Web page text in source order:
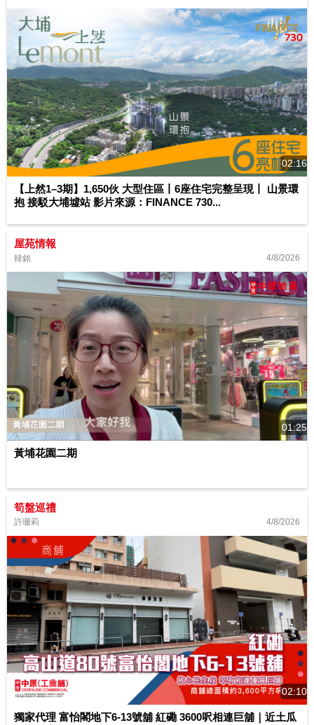
02:16
【上然1–3期】1,650伙 大型住區丨6座住宅完整呈現丨 山景環
抱 接駁大埔墟站 影片來源：FINANCE 730...
屋苑情報
韓銘 4/8/2026
01:25
黃埔花園二期
筍盤巡禮
許珊莉 4/8/2026
02:10
獨家代理 富怡閣地下6-13號舖 紅磡 3600呎相連巨舖｜近土瓜